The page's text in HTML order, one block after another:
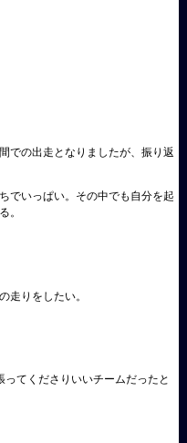
の出走となりましたが、振り返
でいっぱい。その中でも自分を起
。
走りをしたい。
てくださりいいチームだったと